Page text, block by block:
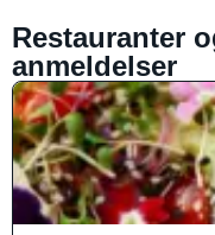
Restauranter
anmeldelser